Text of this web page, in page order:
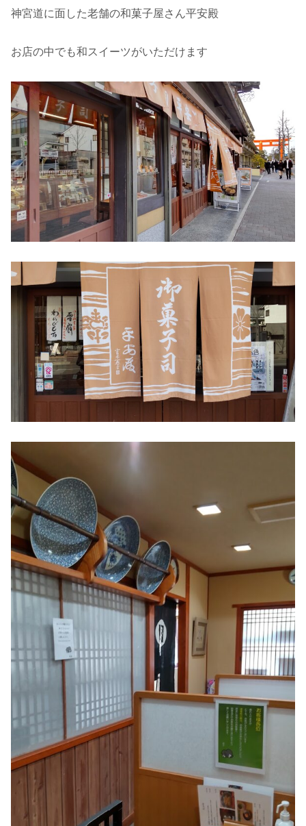
神宮道に面した老舗の和菓子屋さん平安殿
お店の中でも和スイーツがいただけます